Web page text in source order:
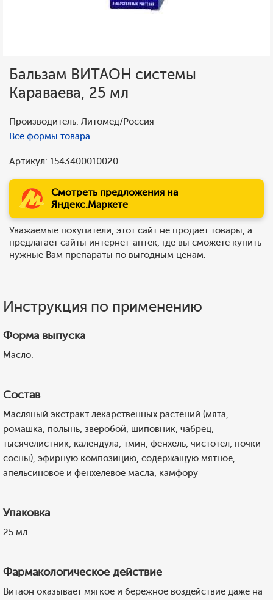
Бальзам ВИТАОН системы
Караваева, 25 мл
Производитель: Литомед/Россия
Все формы товара
Артикул: 1543400010020
Смотреть предложения на
Яндекс.Маркете
Уважаемые покупатели, этот сайт не продает товары, а
предлагает сайты интернет-аптек, где вы сможете купить
нужные Вам препараты по выгодным ценам.
Инструкция по применению
Форма выпуска
Масло.
Состав
Масляный экстракт лекарственных растений (мята,
ромашка, полынь, зверобой, шиповник, чабрец,
тысячелистник, календула, тмин, фенхель, чистотел, почки
сосны), эфирную композицию, содержащую мятное,
апельсиновое и фенхелевое масла, камфору
Упаковка
25 мл
Фармакологическое действие
Витаон оказывает мягкое и бережное воздействие даже на